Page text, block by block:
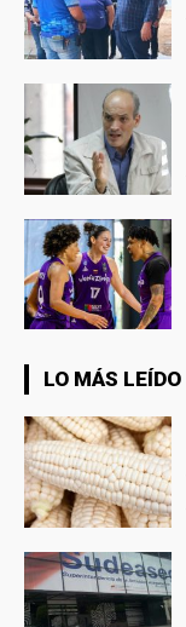
LO MÁS LEÍDO